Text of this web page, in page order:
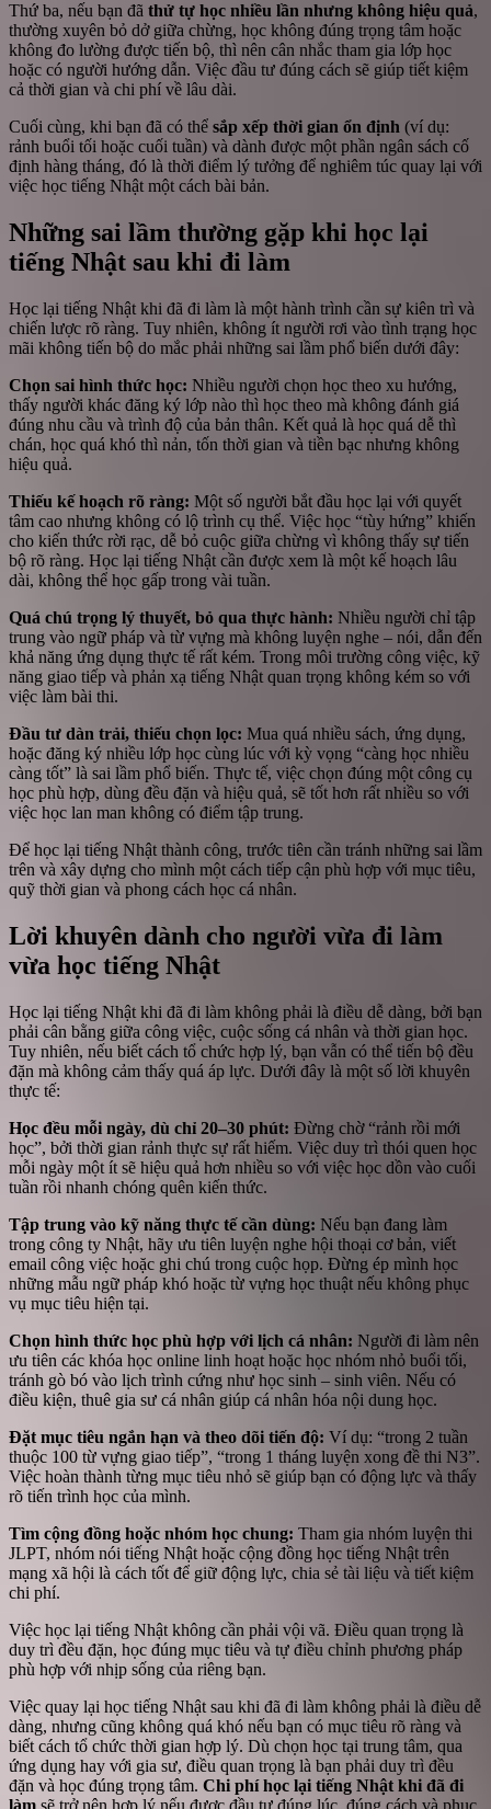
Thứ ba, nếu bạn đã thử tự học nhiều lần nhưng không hiệu quả,
thường xuyên bỏ dở giữa chừng, học không đúng trọng tâm hoặc
không đo lường được tiến bộ, thì nên cân nhắc tham gia lớp học
hoặc có người hướng dẫn. Việc đầu tư đúng cách sẽ giúp tiết kiệm
cả thời gian và chi phí về lâu dài.
Cuối cùng, khi bạn đã có thể sắp xếp thời gian ổn định (ví dụ:
rảnh buổi tối hoặc cuối tuần) và dành được một phần ngân sách cố
định hàng tháng, đó là thời điểm lý tưởng để nghiêm túc quay lại với
việc học tiếng Nhật một cách bài bản.
Những sai lầm thường gặp khi học lại
tiếng Nhật sau khi đi làm
Học lại tiếng Nhật khi đã đi làm là một hành trình cần sự kiên trì và
chiến lược rõ ràng. Tuy nhiên, không ít người rơi vào tình trạng học
mãi không tiến bộ do mắc phải những sai lầm phổ biến dưới đây:
Chọn sai hình thức học: Nhiều người chọn học theo xu hướng,
thấy người khác đăng ký lớp nào thì học theo mà không đánh giá
đúng nhu cầu và trình độ của bản thân. Kết quả là học quá dễ thì
chán, học quá khó thì nản, tốn thời gian và tiền bạc nhưng không
hiệu quả.
Thiếu kế hoạch rõ ràng: Một số người bắt đầu học lại với quyết
tâm cao nhưng không có lộ trình cụ thể. Việc học “tùy hứng” khiến
cho kiến thức rời rạc, dễ bỏ cuộc giữa chừng vì không thấy sự tiến
bộ rõ ràng. Học lại tiếng Nhật cần được xem là một kế hoạch lâu
dài, không thể học gấp trong vài tuần.
Quá chú trọng lý thuyết, bỏ qua thực hành: Nhiều người chỉ tập
trung vào ngữ pháp và từ vựng mà không luyện nghe – nói, dẫn đến
khả năng ứng dụng thực tế rất kém. Trong môi trường công việc, kỹ
năng giao tiếp và phản xạ tiếng Nhật quan trọng không kém so với
việc làm bài thi.
Đầu tư dàn trải, thiếu chọn lọc: Mua quá nhiều sách, ứng dụng,
hoặc đăng ký nhiều lớp học cùng lúc với kỳ vọng “càng học nhiều
càng tốt” là sai lầm phổ biến. Thực tế, việc chọn đúng một công cụ
học phù hợp, dùng đều đặn và hiệu quả, sẽ tốt hơn rất nhiều so với
việc học lan man không có điểm tập trung.
Để học lại tiếng Nhật thành công, trước tiên cần tránh những sai lầm
trên và xây dựng cho mình một cách tiếp cận phù hợp với mục tiêu,
quỹ thời gian và phong cách học cá nhân.
Lời khuyên dành cho người vừa đi làm
vừa học tiếng Nhật
Học lại tiếng Nhật khi đã đi làm không phải là điều dễ dàng, bởi bạn
phải cân bằng giữa công việc, cuộc sống cá nhân và thời gian học.
Tuy nhiên, nếu biết cách tổ chức hợp lý, bạn vẫn có thể tiến bộ đều
đặn mà không cảm thấy quá áp lực. Dưới đây là một số lời khuyên
thực tế:
Học đều mỗi ngày, dù chỉ 20–30 phút: Đừng chờ “rảnh rồi mới
học”, bởi thời gian rảnh thực sự rất hiếm. Việc duy trì thói quen học
mỗi ngày một ít sẽ hiệu quả hơn nhiều so với việc học dồn vào cuối
tuần rồi nhanh chóng quên kiến thức.
Tập trung vào kỹ năng thực tế cần dùng: Nếu bạn đang làm
trong công ty Nhật, hãy ưu tiên luyện nghe hội thoại cơ bản, viết
email công việc hoặc ghi chú trong cuộc họp. Đừng ép mình học
những mẫu ngữ pháp khó hoặc từ vựng học thuật nếu không phục
vụ mục tiêu hiện tại.
Chọn hình thức học phù hợp với lịch cá nhân: Người đi làm nên
ưu tiên các khóa học online linh hoạt hoặc học nhóm nhỏ buổi tối,
tránh gò bó vào lịch trình cứng như học sinh – sinh viên. Nếu có
điều kiện, thuê gia sư cá nhân giúp cá nhân hóa nội dung học.
Đặt mục tiêu ngắn hạn và theo dõi tiến độ: Ví dụ: “trong 2 tuần
thuộc 100 từ vựng giao tiếp”, “trong 1 tháng luyện xong đề thi N3”.
Việc hoàn thành từng mục tiêu nhỏ sẽ giúp bạn có động lực và thấy
rõ tiến trình học của mình.
Tìm cộng đồng hoặc nhóm học chung: Tham gia nhóm luyện thi
JLPT, nhóm nói tiếng Nhật hoặc cộng đồng học tiếng Nhật trên
mạng xã hội là cách tốt để giữ động lực, chia sẻ tài liệu và tiết kiệm
chi phí.
Việc học lại tiếng Nhật không cần phải vội vã. Điều quan trọng là
duy trì đều đặn, học đúng mục tiêu và tự điều chỉnh phương pháp
phù hợp với nhịp sống của riêng bạn.
Việc quay lại học tiếng Nhật sau khi đã đi làm không phải là điều dễ
dàng, nhưng cũng không quá khó nếu bạn có mục tiêu rõ ràng và
biết cách tổ chức thời gian hợp lý. Dù chọn học tại trung tâm, qua
ứng dụng hay với gia sư, điều quan trọng là bạn phải duy trì đều
đặn và học đúng trọng tâm. Chi phí học lại tiếng Nhật khi đã đi
làm sẽ trở nên hợp lý nếu được đầu tư đúng lúc, đúng cách và phục